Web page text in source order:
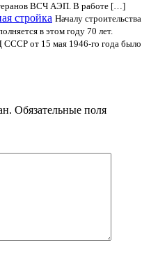
ВСЧ АЭП. В работе […]
стройка Началу строительства
в этом году 70 лет.
от 15 мая 1946-го года было
Обязательные поля